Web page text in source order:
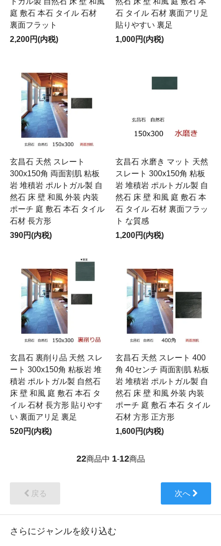
庭 敷石 本石 タイル 石材
裏面フラット
2,200円(内税)
石 タイル 石材 裏面アリ足
貼りやすい 裏足
1,000円(内税)
玄昌石 天然 スレート
300x150角 両面割肌 粘板
岩 堆積岩 ポルトガル製 自
然石 床 壁 和風 外装 内装
ポーチ 庭 敷石 本石 タイル
石材 長方形
390円(内税)
玄昌石 水磨き マット 天然
スレート 300x150角 粘板
岩 堆積岩 ポルトガル製 自
然石 床 壁 和風 庭 敷石 本
石 タイル 石材 裏面フラッ
ト な質感
1,200円(内税)
玄昌石 裏削り品 天然 スレ
ート 300x150角 粘板岩 堆
積岩 ポルトガル製 自然石
床 壁 和風 庭 敷石 本石 タ
イル 石材 長方形 貼りやす
い 裏面アリ足 裏足
520円(内税)
玄昌石 天然 スレート 400
角 40センチ 両面割肌 粘板
岩 堆積岩 ポルトガル製 自
然石 床 壁 和風 外装 内装
ポーチ 庭 敷石 本石 タイル
石材 方形 正方形
1,600円(内税)
22商品中 1-12商品
戻る 次へ
さらにジャンルを絞り込む